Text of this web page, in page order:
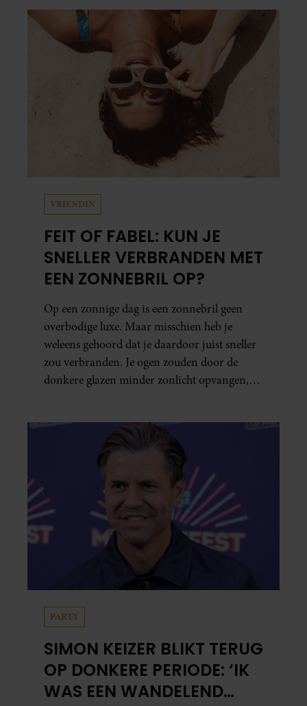
VRIENDIN
FEIT OF FABEL: KUN JE
SNELLER VERBRANDEN MET
EEN ZONNEBRIL OP?
Op een zonnige dag is een zonnebril geen
overbodige luxe. Maar misschien heb je
weleens gehoord dat je daardoor juist sneller
zou verbranden. Je ogen zouden door de
donkere glazen minder zonlicht opvangen,
ook echt? Wij zoeken uit hoe het zit.
PARTY
SIMON KEIZER BLIKT TERUG
OP DONKERE PERIODE: ‘IK
WAS EEN WANDELEND